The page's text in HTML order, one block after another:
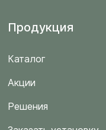
Продукция
Каталог
Акции
Решения